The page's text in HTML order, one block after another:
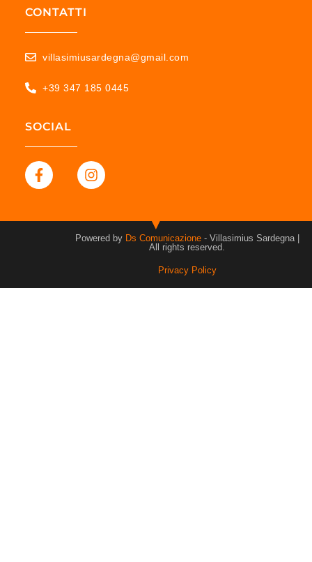
CONTATTI
villasimiusardegna@gmail.com
+39 347 185 0445
SOCIAL
Powered by Ds Comunicazione - Villasimius Sardegna |
All rights reserved.
Privacy Policy